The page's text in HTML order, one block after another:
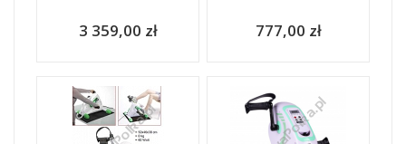
3 359,00 zł 777,00 zł